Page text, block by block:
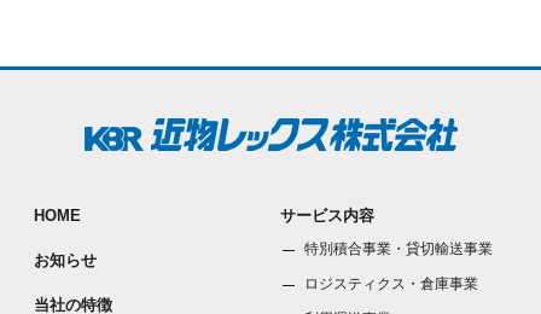
HOME
お知らせ
当社の特徴
サービス内容
特別積合事業・貸切輸送事業
ロジスティクス・倉庫事業